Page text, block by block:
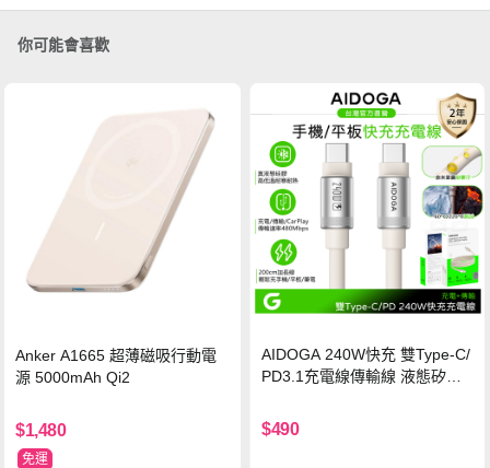
你可能會喜歡
Anker A1665 超薄磁吸行動電
源 5000mAh Qi2
$1,480
免運
AIDOGA 240W快充 雙Type-C/
PD3.1充電線傳輸線 液態矽膠
機/平板/筆電
$490